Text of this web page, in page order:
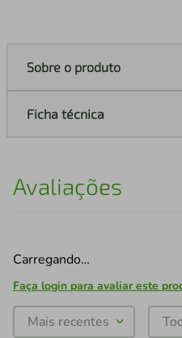
Sobre o produto
Ficha técnica
Avaliações
Carregando…
Faça login para avaliar este
Mais recentes